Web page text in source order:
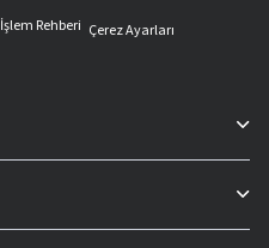
İşlem Rehberi Çerez Ayarları